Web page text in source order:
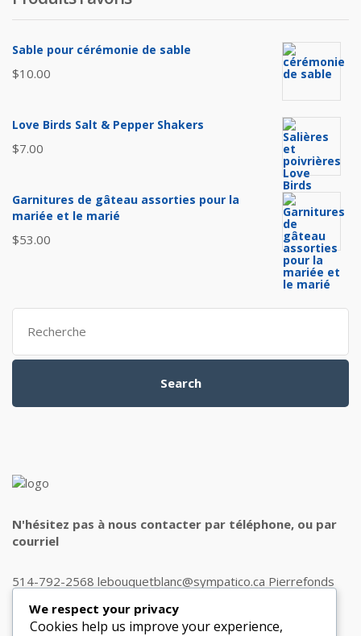
était :est :
Sable pour cérémonie de sable
$10.00
Love Birds Salt & Pepper Shakers
$7.00
Garnitures de gâteau assorties pour la
mariée et le marié
$53.00
Search
for:
Search
N'hésitez pas à nous contacter par téléphone, ou par
courriel
514-792-2568 lebouquetblanc@sympatico.ca Pierrefonds
We respect your privacy
Cookies help us improve your experience,